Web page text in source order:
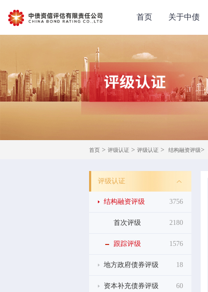
首页 关于中债
首页 > 评级认证 > 评级认证 > 结构融资评级>
评级认证
结构融资评级 3756
首次评级 2180
跟踪评级 1576
地方政府债券评级 18
资本补充债券评级 60